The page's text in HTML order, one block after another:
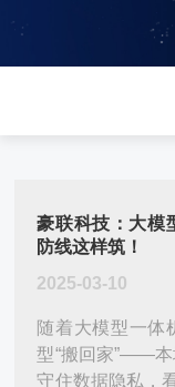
豪联科技：大模
防线这样筑！
2025-03-10
随着大模型一体
型“搬回家”——本
守住数据隐私，